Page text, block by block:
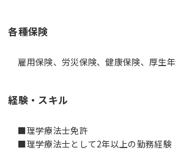
各種保険
雇用保険、労災保険、健康保険、厚生
経験・スキル
■理学療法士免許
■理学療法士として2年以上の勤務経験